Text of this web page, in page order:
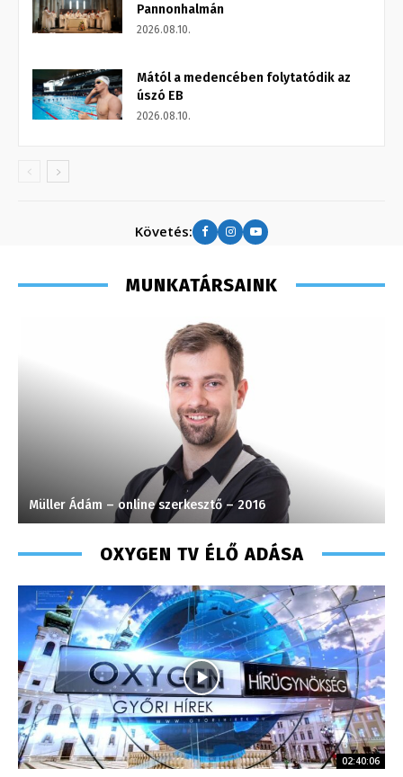
Pannonhalmán
2026.08.10.
Mától a medencében folytatódik az
úszó EB
2026.08.10.
Követés:
MUNKATÁRSAINK
Müller Ádám – online szerkesztő – 2016
OXYGEN TV ÉLŐ ADÁSA
02:40:06